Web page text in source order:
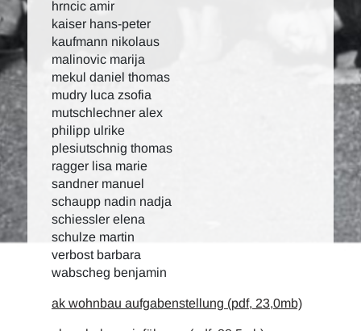
hrncic amir
kaiser hans-peter
kaufmann nikolaus
malinovic marija
mekul daniel thomas
mudry luca zsofia
mutschlechner alex
philipp ulrike
plesiutschnig thomas
ragger lisa marie
sandner manuel
schaupp nadin nadja
schiessler elena
schulze martin
verbost barbara
wabscheg benjamin
ak wohnbau aufgabenstellung (pdf, 23,0mb)